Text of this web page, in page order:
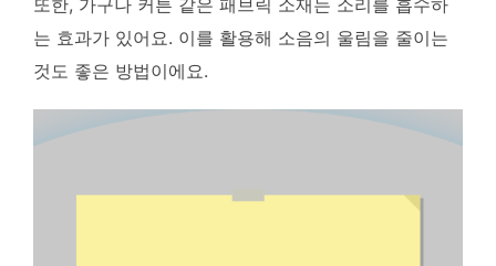
는 효과가 있어요. 이를 활용해 소음의 울림을 줄이는
것도 좋은 방법이에요.